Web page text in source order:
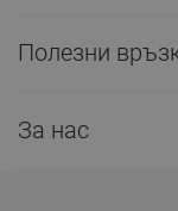
Полезни
За нас